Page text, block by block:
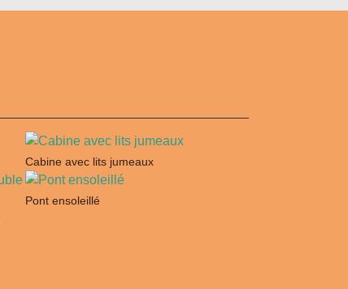
Cabine avec lits jumeaux
Pont ensoleillé